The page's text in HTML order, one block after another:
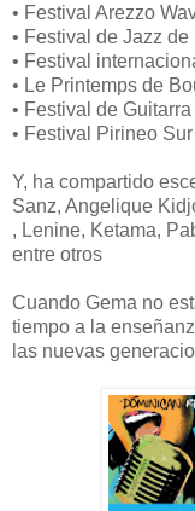
• Festival Arezzo
• Festival de Jazz de
• Festival
• Le Printemps de
• Festival de
• Festival Pirineo
Y, ha compartido
Sanz, Angelique
, Lenine, Ketama,
entre otros
Cuando Gema no
tiempo a la
las nuevas